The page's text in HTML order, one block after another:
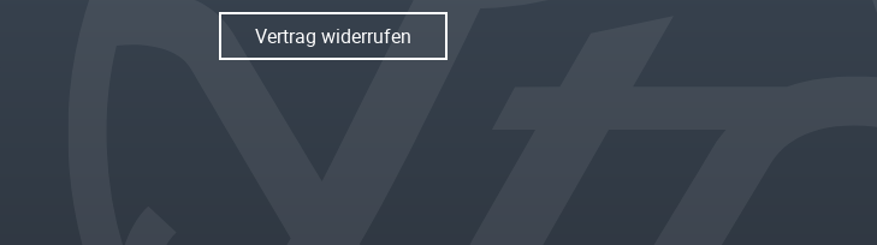
Vertrag widerrufen